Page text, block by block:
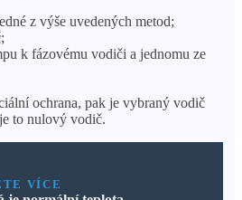
z výše uvedených metod;
k fázovému vodiči a jednomu ze
ochrana, pak je vybraný vodič
to nulový vodič.
VÍCE